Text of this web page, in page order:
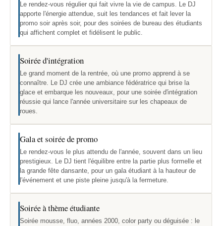
Le rendez-vous régulier qui fait vivre la vie de campus. Le DJ
apporte l'énergie attendue, suit les tendances et fait lever la
promo soir après soir, pour des soirées de bureau des étudiants
qui affichent complet et fidélisent le public.
Soirée d'intégration
Le grand moment de la rentrée, où une promo apprend à se
connaître. Le DJ crée une ambiance fédératrice qui brise la
glace et embarque les nouveaux, pour une soirée d'intégration
réussie qui lance l'année universitaire sur les chapeaux de
roues.
Gala et soirée de promo
Le rendez-vous le plus attendu de l'année, souvent dans un lieu
prestigieux. Le DJ tient l'équilibre entre la partie plus formelle et
la grande fête dansante, pour un gala étudiant à la hauteur de
l'événement et une piste pleine jusqu'à la fermeture.
Soirée à thème étudiante
Soirée mousse, fluo, années 2000, color party ou déguisée : le